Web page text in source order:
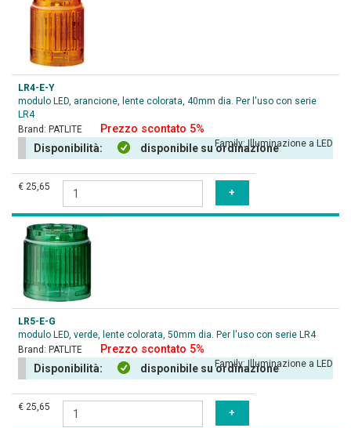
LR4-E-Y
modulo LED, arancione, lente colorata, 40mm dia. Per l'uso con serie
LR4
Brand: PATLITE Prezzo scontato 5%
Family:Illuminazione a LED
Disponibilità: disponibile su ordinazione
€ 25,65
LR5-E-G
modulo LED, verde, lente colorata, 50mm dia. Per l'uso con serie LR4
Brand: PATLITE Prezzo scontato 5%
Family:Illuminazione a LED
Disponibilità: disponibile su ordinazione
€ 25,65